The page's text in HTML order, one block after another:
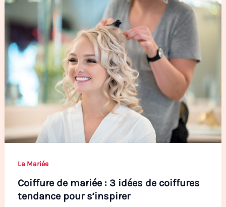
La Mariée
Coiffure de mariée : 3 idées de coiffures
tendance pour s’inspirer